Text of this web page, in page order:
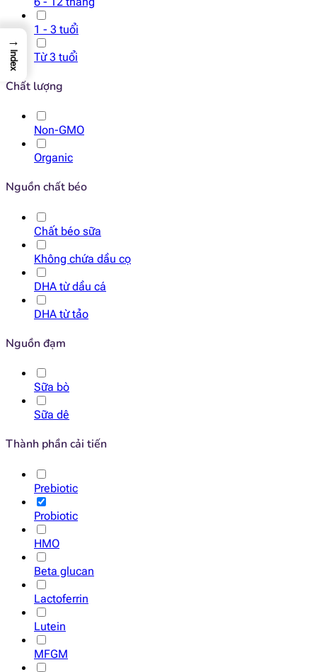
1 - 3 tuổi
Từ 3 tuổi
Chất lượng
Non-GMO
Organic
Nguồn chất béo
Chất béo sữa
Không chứa dầu cọ
DHA từ dầu cá
DHA từ tảo
Nguồn đạm
Sữa bò
Sữa dê
Thành phần cải tiến
Prebiotic
Probiotic
HMO
Beta glucan
Lactoferrin
Lutein
MFGM
→
Index